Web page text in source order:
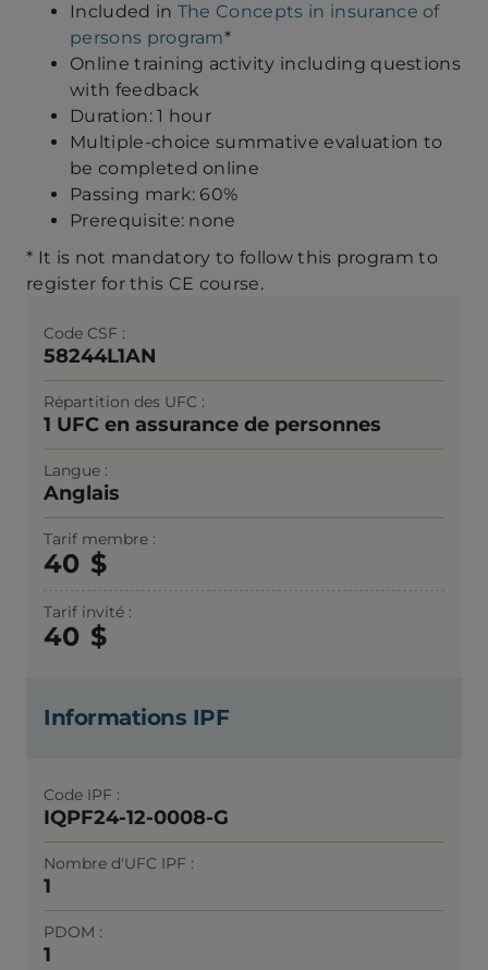
Included in The Concepts in insurance of
persons program*
Online training activity including questions
with feedback
Duration: 1 hour
Multiple-choice summative evaluation to
be completed online
Passing mark: 60%
Prerequisite: none
* It is not mandatory to follow this program to
register for this CE course.
Code CSF
58244L1AN
Répartition des UFC
1 UFC en assurance de personnes
Langue
Anglais
Tarif membre
40
Tarif invité
40
Informations IPF
Code IPF
IQPF24-12-0008-G
Nombre d'UFC IPF
1
PDOM
1